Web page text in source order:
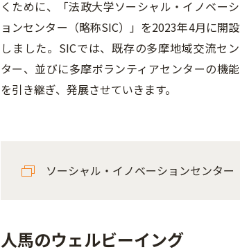
くために、「法政大学ソーシャル・イノベーシ
ョンセンター（略称SIC）」を2023年4月に開設
しました。SICでは、既存の多摩地域交流セン
ター、並びに多摩ボランティアセンターの機能
を引き継ぎ、発展させていきます。
ソーシャル・イノベーションセンター
人馬のウェルビーイング